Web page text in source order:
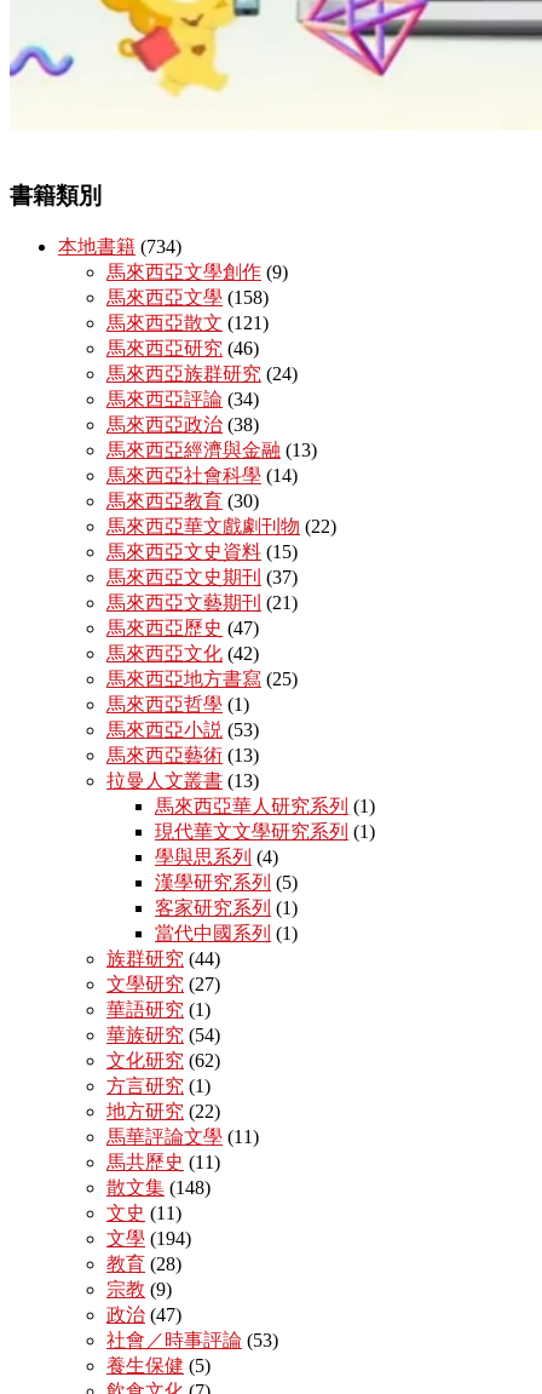
書籍類別
本地書籍 (734)
馬來西亞文學創作 (9)
馬來西亞文學 (158)
馬來西亞散文 (121)
馬來西亞研究 (46)
馬來西亞族群研究 (24)
馬來西亞評論 (34)
馬來西亞政治 (38)
馬來西亞經濟與金融 (13)
馬來西亞社會科學 (14)
馬來西亞教育 (30)
馬來西亞華文戲劇刊物 (22)
馬來西亞文史資料 (15)
馬來西亞文史期刊 (37)
馬來西亞文藝期刊 (21)
馬來西亞歷史 (47)
馬來西亞文化 (42)
馬來西亞地方書寫 (25)
馬來西亞哲學 (1)
馬來西亞小説 (53)
馬來西亞藝術 (13)
拉曼人文叢書 (13)
馬來西亞華人研究系列 (1)
現代華文文學研究系列 (1)
學與思系列 (4)
漢學研究系列 (5)
客家研究系列 (1)
當代中國系列 (1)
族群研究 (44)
文學研究 (27)
華語研究 (1)
華族研究 (54)
文化研究 (62)
方言研究 (1)
地方研究 (22)
馬華評論文學 (11)
馬共歷史 (11)
散文集 (148)
文史 (11)
文學 (194)
教育 (28)
宗教 (9)
政治 (47)
社會／時事評論 (53)
養生保健 (5)